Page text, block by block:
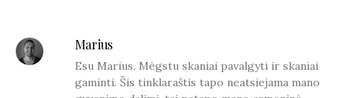
Marius
Esu Marius. Mėgstu skaniai pavalgyti ir skaniai
gaminti. Šis tinklaraštis tapo neatsiejama mano